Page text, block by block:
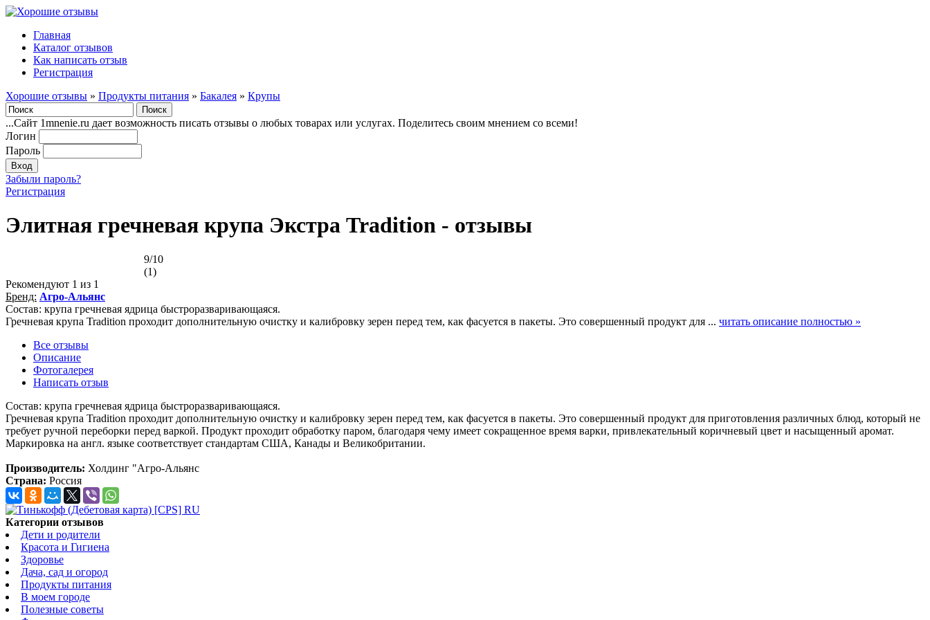
Главная
Каталог отзывов
Как написать отзыв
Регистрация
Хорошие отзывы » Продукты питания » Бакалея » Крупы
...Сайт 1mnenie.ru дает возможность писать отзывы о любых товарах или услугах. Поделитесь своим мнением со всеми!
Логин
Пароль
Забыли пароль?
Регистрация
Элитная гречневая крупа Экстра Tradition - отзывы
9/10
(1)
Рекомендуют 1 из 1
Бренд: Агро-Альянс
Состав: крупа гречневая ядрица быстроразваривающаяся.
Гречневая крупа Tradition проходит дополнительную очистку и калибровку зерен перед тем, как фасуется в пакеты. Это совершенный продукт для ... читать описание полностью »
Все отзывы
Описание
Фотогалерея
Написать отзыв
Состав: крупа гречневая ядрица быстроразваривающаяся.
Гречневая крупа Tradition проходит дополнительную очистку и калибровку зерен перед тем, как фасуется в пакеты. Это совершенный продукт для приготовления различных блюд, который не
требует ручной переборки перед варкой. Продукт проходит обработку паром, благодаря чему имеет сокращенное время варки, привлекательный коричневый цвет и насыщенный аромат.
Маркировка на англ. языке соответствует стандартам США, Канады и Великобритании.
Производитель: Холдинг "Агро-Альянс
Страна: Россия
Категории отзывов
Дети и родители
Красота и Гигиена
Здоровье
Дача, сад и огород
Продукты питания
В моем городе
Полезные советы